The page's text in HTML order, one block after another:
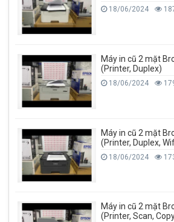
18/06/2024
Máy in cũ 2 mặt
(Printer, Duplex)
18/06/2024
Máy in cũ 2 mặt
(Printer, Duplex,
18/06/2024
Máy in cũ 2 mặt
(Printer, Scan,